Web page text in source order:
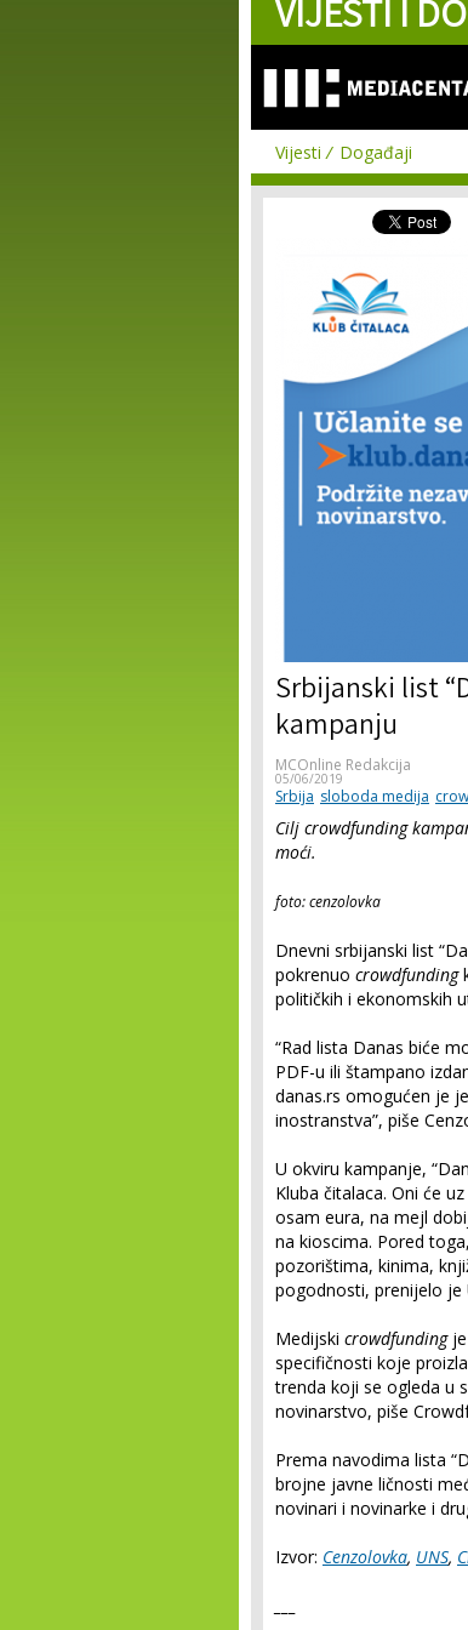
VIJESTI I
Vijesti Događaji
Srbijanski list
kampanju
MCOnline Redakcija
05/06/2019
Srbija sloboda medija
Cilj crowdfunding
moći.
foto: cenzolovka
Dnevni srbijanski list
pokrenuo crowdfunding
političkih i ekonomskih
“Rad lista Danas biće
PDF-u ili štampano
danas.rs omogućen je
inostranstva”, piše
U okviru kampanje,
Kluba čitalaca. Oni će
osam eura, na mejl
na kioscima. Pored
pozorištima, kinima,
pogodnosti, prenijelo je
Medijski crowdfundingje
specifičnosti koje
trenda koji se ogleda u
novinarstvo, piše
Prema navodima lista
brojne javne ličnosti
novinari i novinarke i
Izvor: Cenzolovka, UNS,